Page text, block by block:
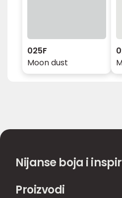
025F
Moon dust
Nijanse boja i
Proizvodi